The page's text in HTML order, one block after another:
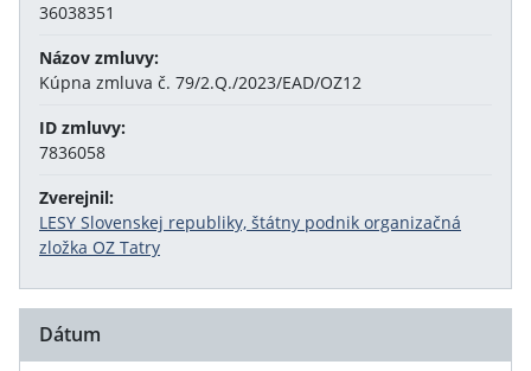
36038351
Názov zmluvy:
Kúpna zmluva č. 79/2.Q./2023/EAD/OZ12
ID zmluvy:
7836058
Zverejnil:
LESY Slovenskej republiky, štátny podnik organizačná
zložka OZ Tatry
Dátum